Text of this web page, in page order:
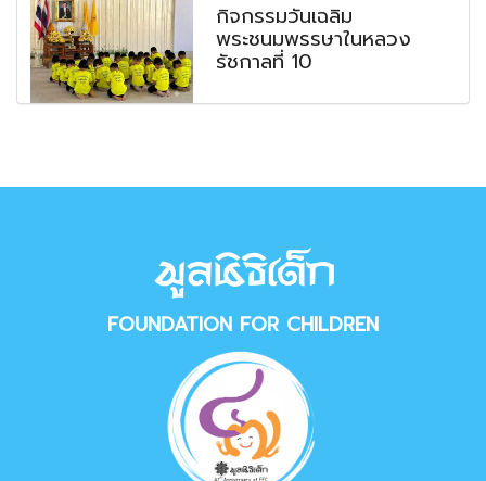
กิจกรรมวันเฉลิม
พระชนมพรรษาในหลวง
รัชกาลที่ 10
FOUNDATION FOR CHILDREN